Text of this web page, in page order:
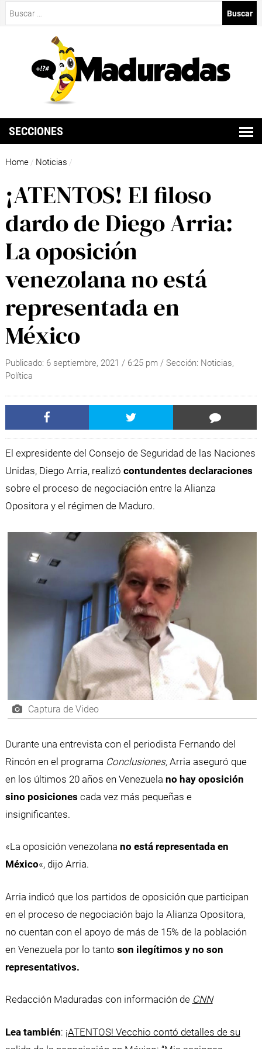
SECCIONES
Home / Noticias /
¡ATENTOS! El filoso
dardo de Diego Arria:
La oposición
venezolana no está
representada en
México
Publicado: 6 septiembre, 2021 / 6:25 pm / Sección: Noticias,
Política
El expresidente del Consejo de Seguridad de las Naciones
Unidas, Diego Arria, realizó contundentes declaraciones
sobre el proceso de negociación entre la Alianza
Opositora y el régimen de Maduro.
Captura de Video
Durante una entrevista con el periodista Fernando del
Rincón en el programa Conclusiones, Arria aseguró que
en los últimos 20 años en Venezuela no hay oposición
sino posiciones cada vez más pequeñas e
insignificantes.
«La oposición venezolana no está representada en
México«, dijo Arria.
Arria indicó que los partidos de oposición que participan
en el proceso de negociación bajo la Alianza Opositora,
no cuentan con el apoyo de más de 15% de la población
en Venezuela por lo tanto son ilegítimos y no son
representativos.
Redacción Maduradas con información de CNN
Lea también: ¡ATENTOS! Vecchio contó detalles de su